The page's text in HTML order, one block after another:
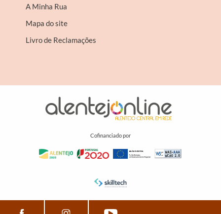
A Minha Rua
Mapa do site
Livro de Reclamações
Cofinanciado por